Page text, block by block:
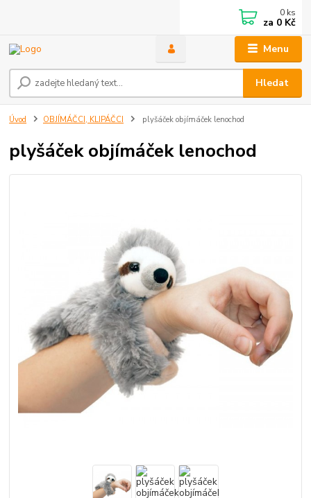
Menu
Hledat
0 ks
za 0 Kč
Úvod OBJÍMÁČCI, KLIPÁČCI plyšáček objímáček lenochod
plyšáček objímáček lenochod